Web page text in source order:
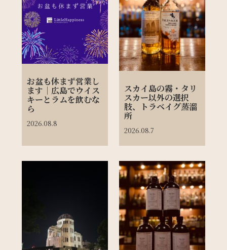
お盆も休まず営業し
ます｜広島でウイス
キーとラムを飲むな
ら
2026.08.8
スカイ島の霧・タリ
スカー以外の選択
肢、トラベイグ蒸溜
所
2026.08.7